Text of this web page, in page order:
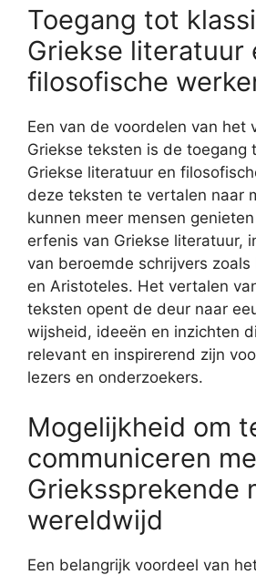
Toegang tot
Griekse literatuur
filosofische
Een van de voordelen van het
Griekse teksten is de toegang
Griekse literatuur en
deze teksten te vertalen naar
kunnen meer mensen
erfenis van Griekse literatuur,
van beroemde schrijvers zoals
en Aristoteles. Het vertalen
teksten opent de deur naar
wijsheid, ideeën en inzichten
relevant en inspirerend zijn
lezers en onderzoekers.
Mogelijkheid om
communiceren
Griekssprekende
wereldwijd
Een belangrijk voordeel van